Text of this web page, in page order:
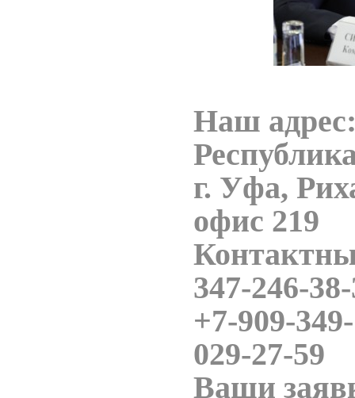
Наш
г. Уфа,
офис 219
347-246-
+7-909-
029-27-59
Ваши